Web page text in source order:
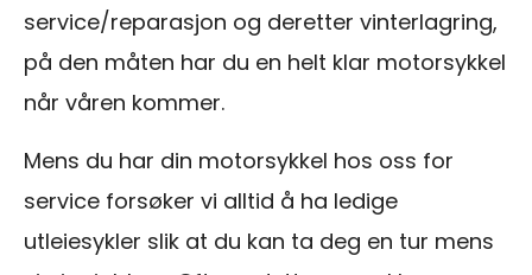
service/reparasjon og deretter vinterlagring,
på den måten har du en helt klar motorsykkel
når våren kommer.
Mens du har din motorsykkel hos oss for
service forsøker vi alltid å ha ledige
utleiesykler slik at du kan ta deg en tur mens